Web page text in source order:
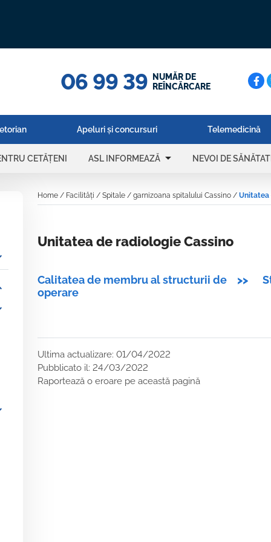
06 99 39
NUMĂR DE
REÎNCĂRCARE
Apeluri și concursuri Telemedicină
CETĂȚENI ASL INFORMEAZĂ arrow_drop_down NEVOI DE
Home / Facilități / Spitale / garnizoana spitalului Cassino / Unitatea
Unitatea de radiologie Cassino
Calitatea de membru al structurii de
operare
>>
Ultima actualizare: 01/04/2022
Pubblicato il: 24/03/2022
Raportează o eroare pe această pagină